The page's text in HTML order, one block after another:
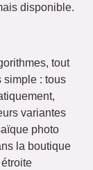
disponible.
tout
simple : tous
variantes
photo
la boutique